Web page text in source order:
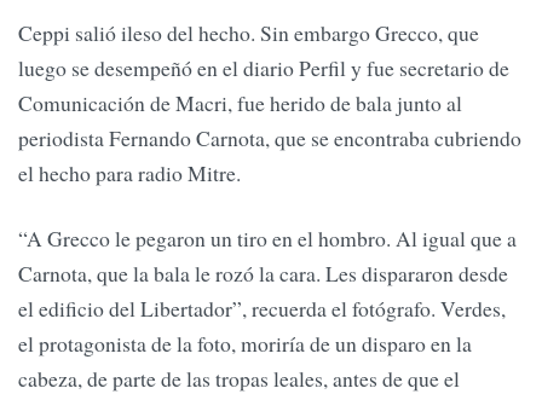
Ceppi salió ileso del hecho. Sin embargo Grecco, que
luego se desempeñó en el diario Perfil y fue secretario de
Comunicación de Macri, fue herido de bala junto al
periodista Fernando Carnota, que se encontraba cubriendo
el hecho para radio Mitre.
“A Grecco le pegaron un tiro en el hombro. Al igual que a
Carnota, que la bala le rozó la cara. Les dispararon desde
el edificio del Libertador”, recuerda el fotógrafo. Verdes,
el protagonista de la foto, moriría de un disparo en la
cabeza, de parte de las tropas leales, antes de que el